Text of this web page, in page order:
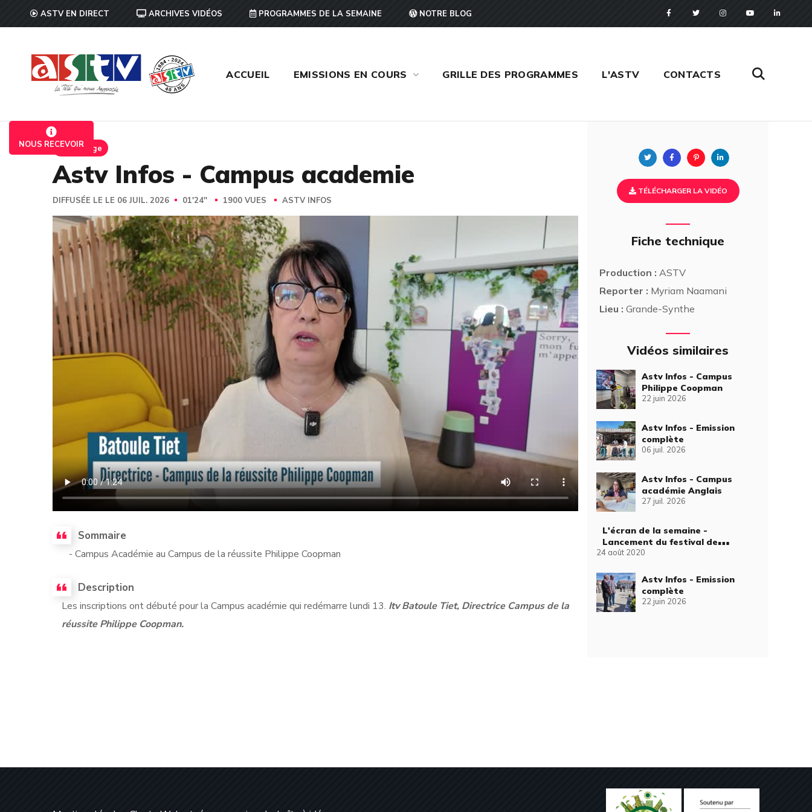
ASTV EN DIRECT ARCHIVES VIDÉOS PROGRAMMES DE LA SEMAINE NOTRE BLOG
ACCUEIL EMISSIONS EN COURS GRILLE DES PROGRAMMES L'ASTV CONTACTS
NOUS RECEVOIR
Reportage
Astv Infos - Campus academie
DIFFUSÉE LE LE 06 JUIL. 2026 01'24'' 1900 VUES ASTV INFOS
Sommaire
- Campus Académie au Campus de la réussite Philippe Coopman
Description
Les inscriptions ont débuté pour la Campus académie qui redémarre lundi 13. Itv Batoule Tiet, Directrice Campus de la
réussite Philippe Coopman.
Twitter FacebookPinterest
TÉLÉCHARGER LA VIDÉO
Fiche technique
Production : ASTV
Reporter : Myriam Naamani
Lieu : Grande-Synthe
Vidéos similaires
Astv Infos - Campus
Philippe Coopman
22 juin 2026
Astv Infos - Emission
complète
06 juil. 2026
Astv Infos - Campus
académie Anglais
27 juil. 2026
L'écran de la semaine -
Lancement du festival de
l'entrepreunariat
24 août 2020
Astv Infos - Emission
complète
22 juin 2026